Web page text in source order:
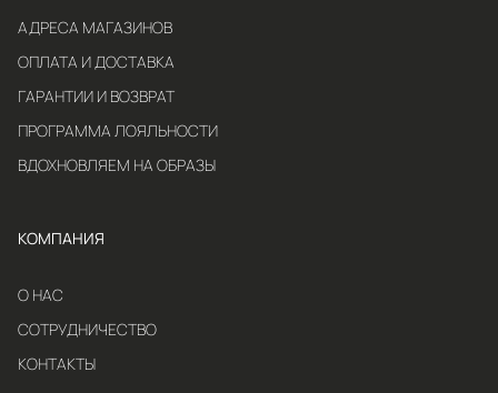
АДРЕСА МАГАЗИНОВ
ОПЛАТА И ДОСТАВКА
ГАРАНТИИ И ВОЗВРАТ
ПРОГРАММА ЛОЯЛЬНОСТИ
ВДОХНОВЛЯЕМ НА ОБРАЗЫ
КОМПАНИЯ
О НАС
СОТРУДНИЧЕСТВО
КОНТАКТЫ